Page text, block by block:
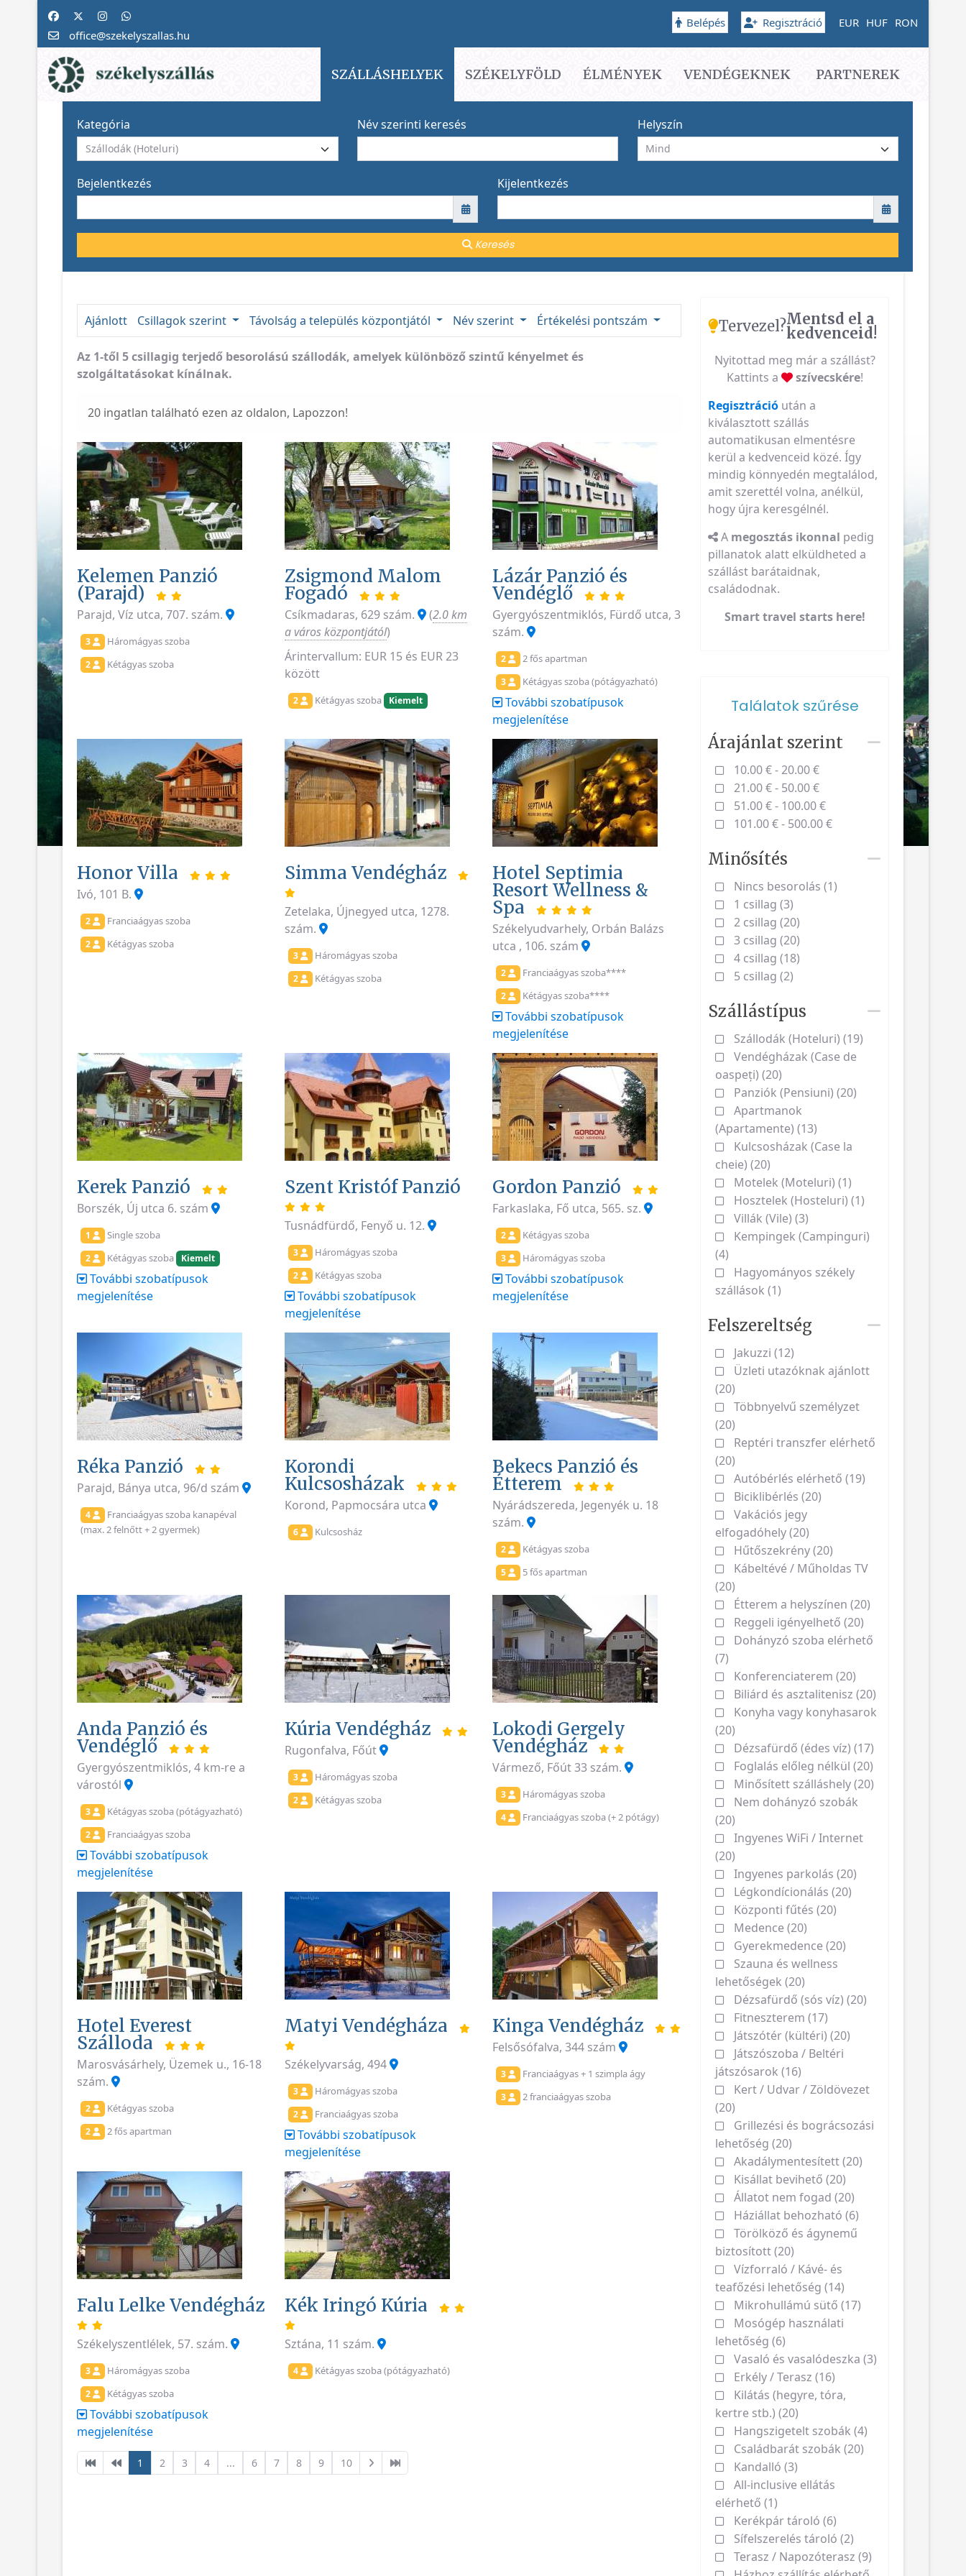
office@szekelyszallas.hu
Belépés Regisztráció EUR HUF RON
SZÁLLÁSHELYEK SZÉKELYFÖLD ÉLMÉNYEK VENDÉGEKNEK PARTNEREK
Kategória Név szerinti keresés Helyszín
Bejelentkezés Kijelentkezés
Keresés
Ajánlott Csillagok szerint Távolság a település központjától Név szerint Értékelési pontszám
Az 1-től 5 csillagig terjedő besorolású szállodák, amelyek különböző szintű kényelmet és
szolgáltatásokat kínálnak.
20 ingatlan található ezen az oldalon, Lapozzon!
Kelemen Panzió
(Parajd)
Parajd, Víz utca, 707. szám.
3 Háromágyas szoba
2 Kétágyas szoba
Zsigmond Malom
Fogadó
Csíkmadaras, 629 szám. (2.0 km
a város központjától)
Árintervallum: EUR 15 és EUR 23
között
2 Kétágyas szoba Kiemelt
Lázár Panzió és
Vendéglő
Gyergyószentmiklós, Fürdő utca, 3
szám.
2 2 fős apartman
3 Kétágyas szoba (pótágyazható)
További szobatípusok
megjelenítése
Honor Villa
Ivó, 101 B.
2 Franciaágyas szoba
2 Kétágyas szoba
Simma Vendégház
Zetelaka, Újnegyed utca, 1278.
szám.
3 Háromágyas szoba
2 Kétágyas szoba
Hotel Septimia
Resort Wellness &
Spa
Székelyudvarhely, Orbán Balázs
utca , 106. szám
2 Franciaágyas szoba****
2 Kétágyas szoba****
További szobatípusok
megjelenítése
Kerek Panzió
Borszék, Új utca 6. szám
1 Single szoba
2 Kétágyas szoba Kiemelt
További szobatípusok
megjelenítése
Szent Kristóf Panzió
Tusnádfürdő, Fenyő u. 12.
3 Háromágyas szoba
2 Kétágyas szoba
További szobatípusok
megjelenítése
Gordon Panzió
Farkaslaka, Fő utca, 565. sz.
2 Kétágyas szoba
3 Háromágyas szoba
További szobatípusok
megjelenítése
Réka Panzió
Parajd, Bánya utca, 96/d szám
4
Franciaágyas szoba kanapéval
(max. 2 felnőtt + 2 gyermek)
Korondi
Kulcsosházak
Korond, Papmocsára utca
6 Kulcsosház
Bekecs Panzió és
Étterem
Nyárádszereda, Jegenyék u. 18
szám.
2 Kétágyas szoba
5 5 fős apartman
Anda Panzió és
Vendéglő
Gyergyószentmiklós, 4 km-re a
várostól
3 Kétágyas szoba (pótágyazható)
2 Franciaágyas szoba
További szobatípusok
megjelenítése
Kúria Vendégház
Rugonfalva, Főút
3 Háromágyas szoba
2 Kétágyas szoba
Lokodi Gergely
Vendégház
Vármező, Főút 33 szám.
3 Háromágyas szoba
4 Franciaágyas szoba (+ 2 pótágy)
Hotel Everest
Szálloda
Marosvásárhely, Üzemek u., 16-18
szám.
2 Kétágyas szoba
2 2 fős apartman
Matyi Vendégháza
Székelyvarság, 494
3 Háromágyas szoba
2 Franciaágyas szoba
További szobatípusok
megjelenítése
Kinga Vendégház
Felsősófalva, 344 szám
3 Franciaágyas + 1 szimpla ágy
3 2 franciaágyas szoba
Falu Lelke Vendégház
Székelyszentlélek, 57. szám.
3 Háromágyas szoba
2 Kétágyas szoba
További szobatípusok
megjelenítése
Kék Iringó Kúria
Sztána, 11 szám.
4 Kétágyas szoba (pótágyazható)
1 2 3 4 ... 6 7 8 9 10
Tervezel?Mentsd el a
kedvenceid!
Nyitottad meg már a szállást?
Kattints a
szívecskére!
Regisztráció után a
kiválasztott szállás
automatikusan elmentésre
kerül a kedvenceid közé. Így
mindig könnyedén megtalálod,
amit szerettél volna, anélkül,
hogy újra keresgélnél.
A megosztás ikonnal pedig
pillanatok alatt elküldheted a
szállást barátaidnak,
családodnak.
Smart travel starts here!
Találatok szűrése
Árajánlat szerint
10.00 € - 20.00 €
21.00 € - 50.00 €
51.00 € - 100.00 €
101.00 € - 500.00 €
Minősítés
Nincs besorolás (1)
1 csillag (3)
2 csillag (20)
3 csillag (20)
4 csillag (18)
5 csillag (2)
Szállástípus
Szállodák (Hoteluri) (19)
Vendégházak (Case de
oaspeți) (20)
Panziók (Pensiuni) (20)
Apartmanok
(Apartamente) (13)
Kulcsosházak (Case la
cheie) (20)
Motelek (Moteluri) (1)
Hosztelek (Hosteluri) (1)
Villák (Vile) (3)
Kempingek (Campinguri)
(4)
Hagyományos székely
szállások (1)
Felszereltség
Jakuzzi (12)
Üzleti utazóknak ajánlott
(20)
Többnyelvű személyzet
(20)
Reptéri transzfer elérhető
(20)
Autóbérlés elérhető (19)
Biciklibérlés (20)
Vakációs jegy
elfogadóhely (20)
Hűtőszekrény (20)
Kábeltévé / Műholdas TV
(20)
Étterem a helyszínen (20)
Reggeli igényelhető (20)
Dohányzó szoba elérhető
(7)
Konferenciaterem (20)
Biliárd és asztalitenisz (20)
Konyha vagy konyhasarok
(20)
Dézsafürdő (édes víz) (17)
Foglalás előleg nélkül (20)
Minősített szálláshely (20)
Nem dohányzó szobák
(20)
Ingyenes WiFi / Internet
(20)
Ingyenes parkolás (20)
Légkondícionálás (20)
Központi fűtés (20)
Medence (20)
Gyerekmedence (20)
Szauna és wellness
lehetőségek (20)
Dézsafürdő (sós víz) (20)
Fitneszterem (17)
Játszótér (kültéri) (20)
Játszószoba / Beltéri
játszósarok (16)
Kert / Udvar / Zöldövezet
(20)
Grillezési és bográcsozási
lehetőség (20)
Akadálymentesített (20)
Kisállat bevihető (20)
Állatot nem fogad (20)
Háziállat behozható (6)
Törölköző és ágynemű
biztosított (20)
Vízforraló / Kávé- és
teafőzési lehetőség (14)
Mikrohullámú sütő (17)
Mosógép használati
lehetőség (6)
Vasaló és vasalódeszka (3)
Erkély / Terasz (16)
Kilátás (hegyre, tóra,
kertre stb.) (20)
Hangszigetelt szobák (4)
Családbarát szobák (20)
Kandalló (3)
All-inclusive ellátás
elérhető (1)
Kerékpár tároló (6)
Sífelszerelés tároló (2)
Terasz / Napozóterasz (9)